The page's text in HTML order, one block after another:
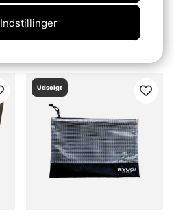
Mikado Sharpener
Udsolgt
Indstillinger